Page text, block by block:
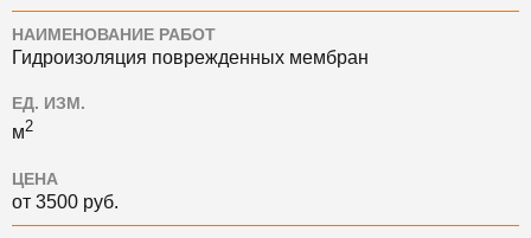
НАИМЕНОВАНИЕ РАБОТ
Гидроизоляция поврежденных мембран
ЕД. ИЗМ.
м2
ЦЕНА
от 3500 руб.